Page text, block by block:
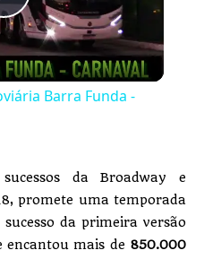
Play
Video
Barra Funda -
da Broadway e
promete uma temporada
da primeira versão
encantou mais de 850.000